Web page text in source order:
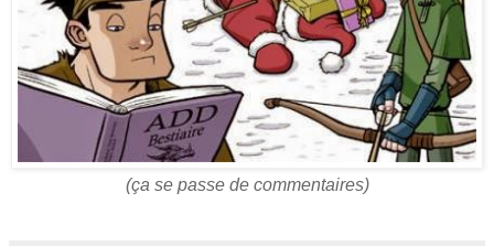
(ça se passe de commentaires)